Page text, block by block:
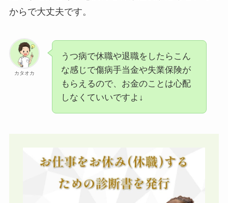
からで大丈夫です。
カタオカ
うつ病で休職や退職をしたらこん
な感じで傷病手当金や失業保険が
もらえるので、お金のことは心配
しなくていいですよ↓